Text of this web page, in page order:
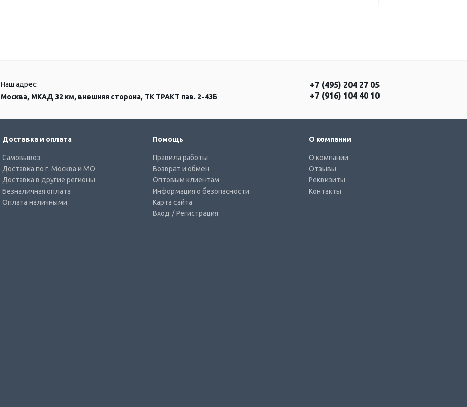
Наш адрес:
Москва, МКАД 32 км, внешняя сторона, ТК ТРАКТ пав. 2-43Б
+7 (495) 204 27 05
+7 (916) 104 40 10
Доставка и оплата
Самовывоз
Доставка по г. Москва и МО
Доставка в другие регионы
Безналичная оплата
Оплата наличными
Помощь
Правила работы
Возврат и обмен
Оптовым клиентам
Информация о безопасности
Карта сайта
Вход / Регистрация
О компании
О компании
Отзывы
Реквизиты
Контакты